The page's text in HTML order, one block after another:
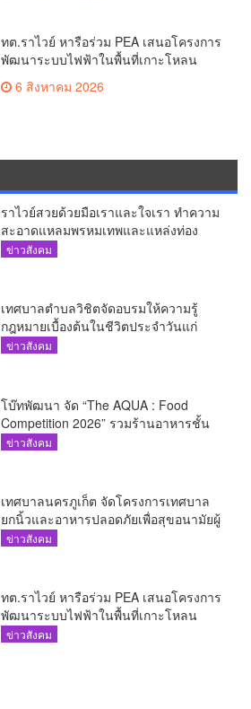
ทต.ราไวย์ หารือร่วม PEA เสนอโครงการ
พัฒนาระบบไฟฟ้าในพื้นที่เกาะโหลน
6 สิงหาคม 2026
ราไวย์สวยด้วยมือเราและใจเรา ทำความ
สะอาดแหลมพรหมเทพและแหล่งท่อง
เที่ยว
ข่าวสังคม
เทศบาลตำบลวิชิตจัดอบรมให้ความรู้
กฎหมายเบื้องต้นในชีวิตประจำวันแก่
เยาวชน
ข่าวสังคม
โบ๊ทพัฒนา จัด “The AQUA : Food
Competition 2026” รวมร้านอาหารชั้น
นำของ The Shopps at The AQUA ชู
ข่าวสังคม
เทศบาลนครภูเก็ต จัดโครงการเทศบาล
ยกนิ้วและอาหารปลอดภัยเพื่อสุขอนามัยผู้
บริโภค
ข่าวสังคม
ทต.ราไวย์ หารือร่วม PEA เสนอโครงการ
พัฒนาระบบไฟฟ้าในพื้นที่เกาะโหลน
ข่าวสังคม